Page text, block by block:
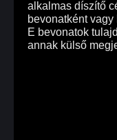
alkalmas díszítő
bevonatként
E bevonatok
annak külső